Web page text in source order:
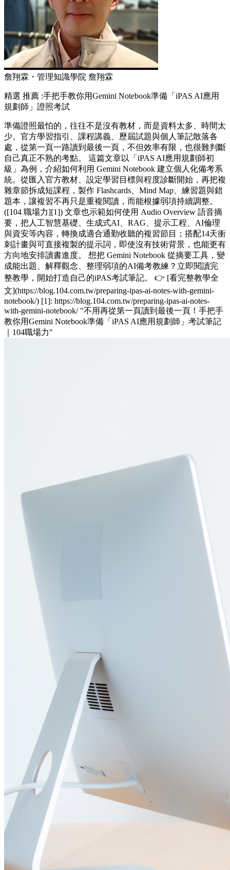
詹翔霖・管理知識學院 詹翔霖
精選 推薦 :手把手教你用Gemini Notebook準備「iPAS AI應用
規劃師」證照考試
準備證照最怕的，往往不是沒有教材，而是資料太多、時間太
少。官方學習指引、課程講義、歷屆試題與個人筆記散落各
處，從第一頁一路讀到最後一頁，不但效率有限，也很難判斷
自己真正不熟的考點。 這篇文章以「iPAS AI應用規劃師初
級」為例，介紹如何利用 Gemini Notebook 建立個人化備考系
統。從匯入官方教材、設定學習目標與程度診斷開始，再把複
雜章節拆成短課程，製作 Flashcards、Mind Map、練習題與錯
題本，讓複習不再只是重複閱讀，而能根據弱項持續調整。
([104 職場力][1]) 文章也示範如何使用 Audio Overview 語音摘
要，把人工智慧基礎、生成式AI、RAG、提示工程、AI倫理
與資安等內容，轉換成適合通勤收聽的複習節目；搭配14天衝
刺計畫與可直接複製的提示詞，即使沒有技術背景，也能更有
方向地安排讀書進度。 想把 Gemini Notebook 從摘要工具，變
成能出題、解釋觀念、整理弱項的AI備考教練？立即閱讀完
整教學，開始打造自己的iPAS考試筆記。 👉 [看完整教學全
文](https://blog.104.com.tw/preparing-ipas-ai-notes-with-gemini-
notebook/) [1]: https://blog.104.com.tw/preparing-ipas-ai-notes-
with-gemini-notebook/ "不用再從第一頁讀到最後一頁！手把手
教你用Gemini Notebook準備「iPAS AI應用規劃師」考試筆記
｜104職場力"